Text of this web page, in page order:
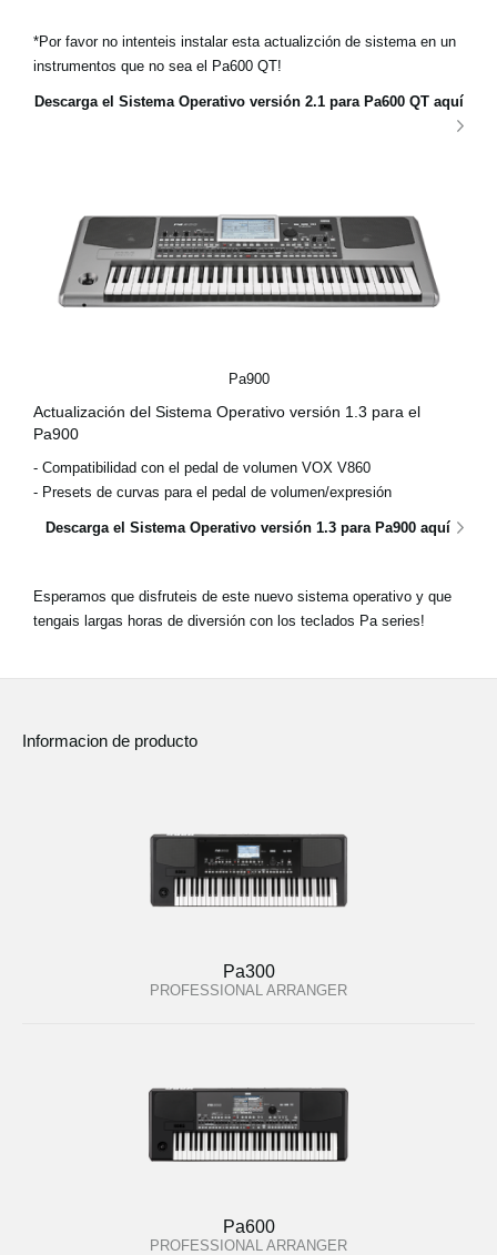
*Por favor no intenteis instalar esta actualizción de sistema en un
instrumentos que no sea el Pa600 QT!
Descarga el Sistema Operativo versión 2.1 para Pa600 QT aquí
Pa900
Actualización del Sistema Operativo versión 1.3 para el
Pa900
- Compatibilidad con el pedal de volumen VOX V860
- Presets de curvas para el pedal de volumen/expresión
Descarga el Sistema Operativo versión 1.3 para Pa900 aquí
Esperamos que disfruteis de este nuevo sistema operativo y que
tengais largas horas de diversión con los teclados Pa series!
Informacion de producto
Pa300
PROFESSIONAL ARRANGER
Pa600
PROFESSIONAL ARRANGER